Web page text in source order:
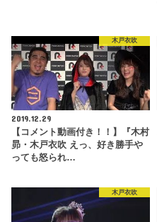
木戸衣吹
2019.12.29
【コメント動画付き！！】『木村
昴・木戸衣吹 えっ、好き勝手や
っても怒られ…
木戸衣吹